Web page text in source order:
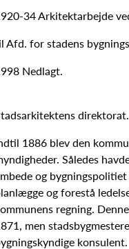
34 Arkitektarbejde
Afd. for stadens
Nedlagt.
direktorat.
1886 blev den
Således
og
og forestå
regning.
men
konsulent.